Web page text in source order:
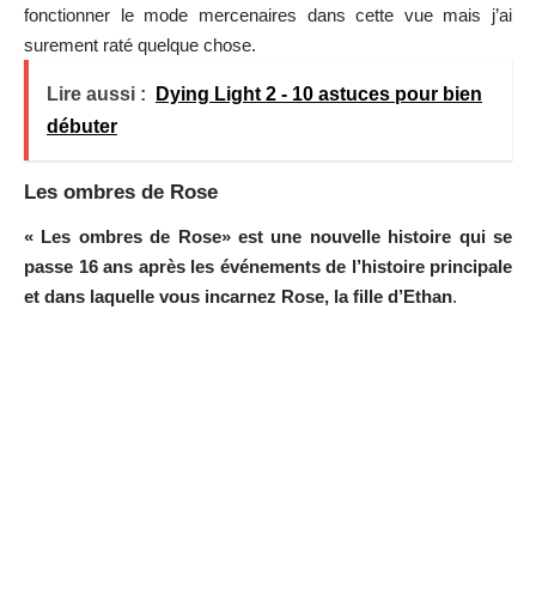
fonctionner le mode mercenaires dans cette vue mais j’ai
surement raté quelque chose.
Lire aussi :
Dying Light 2 - 10 astuces pour bien
débuter
Les ombres de Rose
« Les ombres de Rose» est une nouvelle histoire qui se
passe 16 ans après les événements de l’histoire principale
et dans laquelle vous incarnez Rose, la fille d’Ethan.